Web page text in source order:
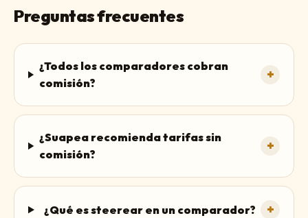
Preguntas frecuentes
¿Todos los comparadores cobran
comisión?
+
¿Suapea recomienda tarifas sin
comisión?
+
¿Qué es steerear en un comparador? +